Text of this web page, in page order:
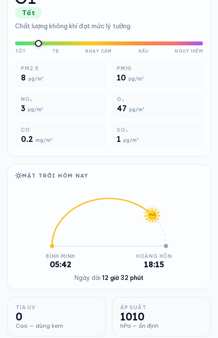
Tốt
Chất lượng không khí đạt mức lý tưởng.
TỐT TB NHẠY CẢM XẤU NGUY HIỂM
PM2.5
8 µg/m³
PM10
10 µg/m³
NO₂
3 µg/m³
O₃
47 µg/m³
CO
0.2 mg/m³
SO₂
1 µg/m³
MẶT TRỜI HÔM NAY
BÌNH MINH
05:42
HOÀNG HÔN
18:15
Ngày dài 12 giờ 32 phút
TIA UV
0
Cao — dùng kem
ÁP SUẤT
1010
hPa — ổn định